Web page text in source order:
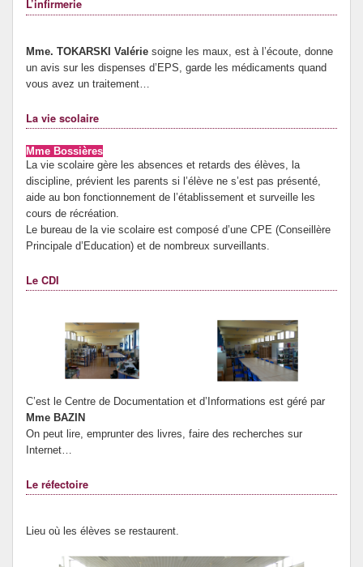
L’infirmerie
Mme. TOKARSKI Valérie soigne les maux, est à l’écoute, donne
un avis sur les dispenses d’EPS, garde les médicaments quand
vous avez un traitement…
La vie scolaire
Mme Bossières
La vie scolaire gère les absences et retards des élèves, la
discipline, prévient les parents si l’élève ne s’est pas présenté,
aide au bon fonctionnement de l’établissement et surveille les
cours de récréation.
Le bureau de la vie scolaire est composé d’une CPE (Conseillère
Principale d’Education) et de nombreux surveillants.
Le CDI
C’est le Centre de Documentation et d’Informations est géré par
Mme BAZIN
On peut lire, emprunter des livres, faire des recherches sur
Internet…
Le réfectoire
Lieu où les élèves se restaurent.